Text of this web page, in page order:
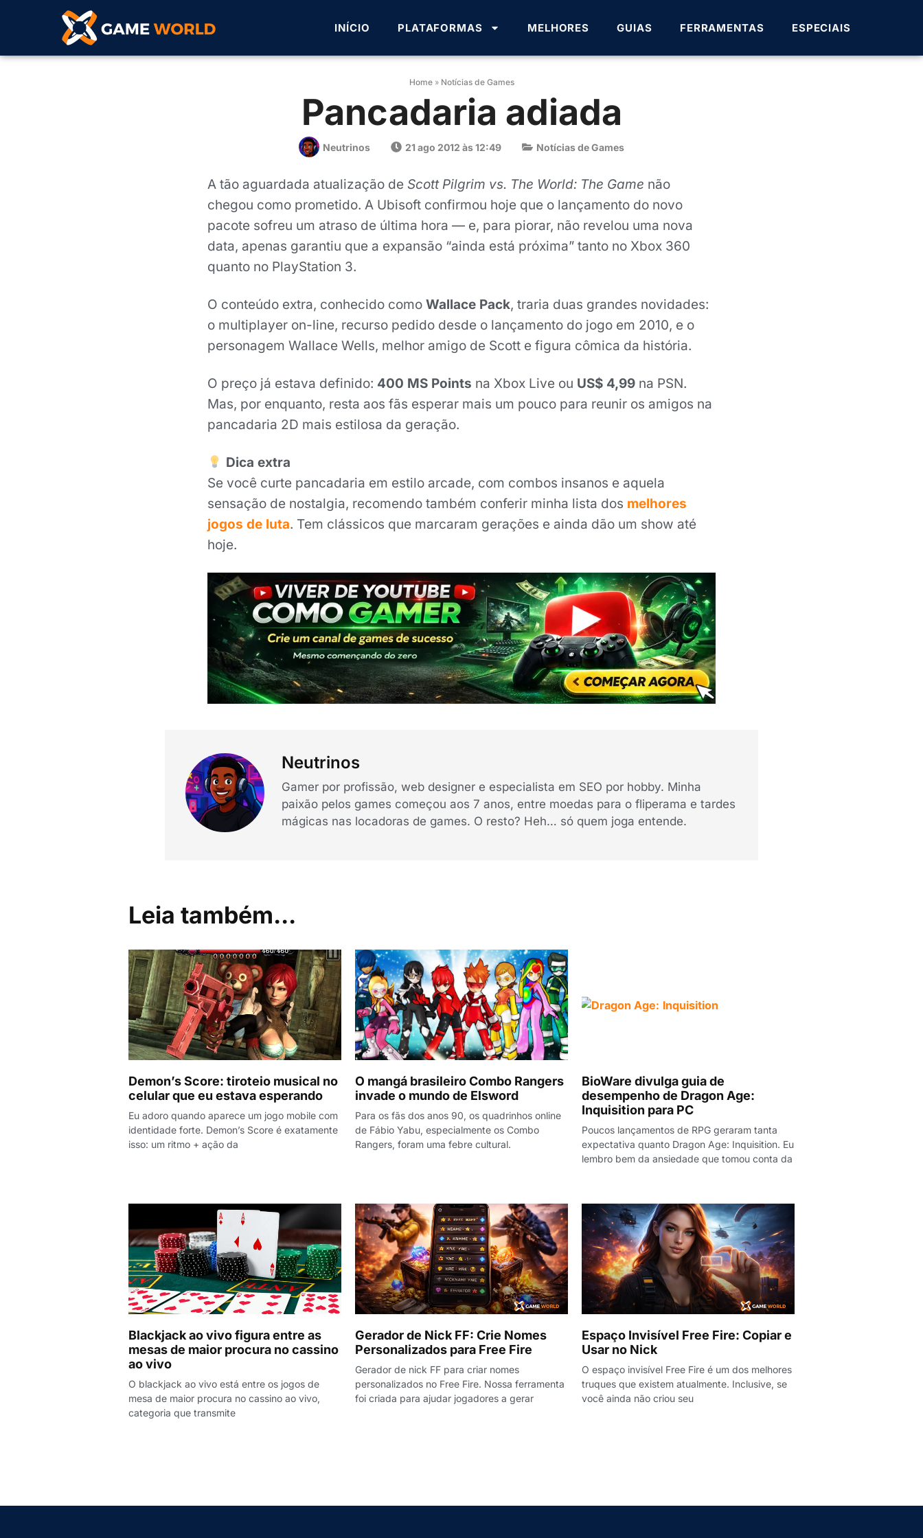
INÍCIO PLATAFORMAS MELHORES GUIAS FERRAMENTAS ESPECIAIS
Home» Notícias de Games
Pancadaria adiada
Neutrinos 21 ago 2012 às 12:49 Notícias de Games
A tão aguardada atualização de Scott Pilgrim vs. The World: The Game não
chegou como prometido. A Ubisoft confirmou hoje que o lançamento do novo
pacote sofreu um atraso de última hora — e, para piorar, não revelou uma nova
data, apenas garantiu que a expansão “ainda está próxima” tanto no Xbox 360
quanto no PlayStation 3.
O conteúdo extra, conhecido como Wallace Pack, traria duas grandes novidades:
o multiplayer on-line, recurso pedido desde o lançamento do jogo em 2010, e o
personagem Wallace Wells, melhor amigo de Scott e figura cômica da história.
O preço já estava definido: 400 MS Points na Xbox Live ou US$ 4,99 na PSN.
Mas, por enquanto, resta aos fãs esperar mais um pouco para reunir os amigos na
pancadaria 2D mais estilosa da geração.
Dica extra
Se você curte pancadaria em estilo arcade, com combos insanos e aquela
sensação de nostalgia, recomendo também conferir minha lista dos melhores
jogos de luta. Tem clássicos que marcaram gerações e ainda dão um show até
hoje.
Neutrinos
Gamer por profissão, web designer e especialista em SEO por hobby. Minha
paixão pelos games começou aos 7 anos, entre moedas para o fliperama e tardes
mágicas nas locadoras de games. O resto? Heh… só quem joga entende.
Leia também...
Demon’s Score: tiroteio musical no
celular que eu estava esperando
Eu adoro quando aparece um jogo mobile com
identidade forte. Demon’s Score é exatamente
isso: um ritmo + ação da
O mangá brasileiro Combo Rangers
invade o mundo de Elsword
Para os fãs dos anos 90, os quadrinhos online
de Fábio Yabu, especialmente os Combo
Rangers, foram uma febre cultural.
BioWare divulga guia de
desempenho de Dragon Age:
Inquisition para PC
Poucos lançamentos de RPG geraram tanta
expectativa quanto Dragon Age: Inquisition. Eu
lembro bem da ansiedade que tomou conta da
Blackjack ao vivo figura entre as
mesas de maior procura no cassino
ao vivo
O blackjack ao vivo está entre os jogos de
mesa de maior procura no cassino ao vivo,
categoria que transmite
Gerador de Nick FF: Crie Nomes
Personalizados para Free Fire
Gerador de nick FF para criar nomes
personalizados no Free Fire. Nossa ferramenta
foi criada para ajudar jogadores a gerar
Espaço Invisível Free Fire: Copiar e
Usar no Nick
O espaço invisível Free Fire é um dos melhores
truques que existem atualmente. Inclusive, se
você ainda não criou seu